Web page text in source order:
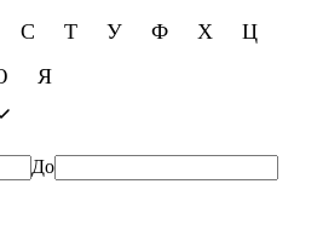
С Т У Ф Х
Ц
Я
До